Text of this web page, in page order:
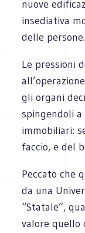
nuove
insediativa
delle persone.
Le pressioni
gli organi
spingendoli
immobiliari:
faccio, e del
Peccato che
da una
“Statale”,
valore quello